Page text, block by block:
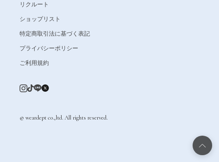
リクルート
ショップリスト
特定商取引法に基づく表記
プライバシーポリシー
ご利用規約
© weardept co.,ltd. All rights reserved.